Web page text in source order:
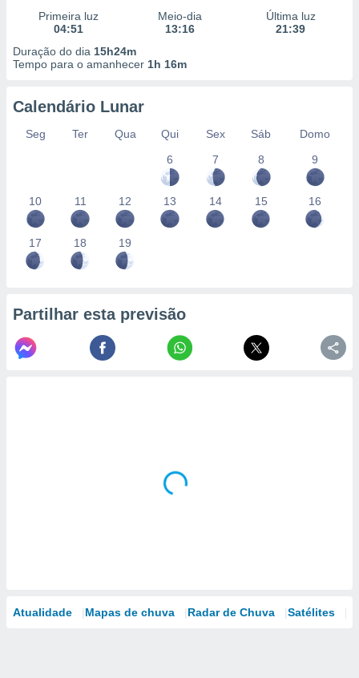
Primeira luz
04:51
Meio-dia
13:16
Última luz
21:39
Duração do dia 15h24m
Tempo para o amanhecer 1h 16m
Calendário Lunar
Seg Ter Qua Qui Sex Sáb
Domo
6
7 8 9
10 11 12 13 14 15 16
17 18 19
Partilhar esta previsão
Atualidade Mapas de chuva Radar de Chuva Satélites